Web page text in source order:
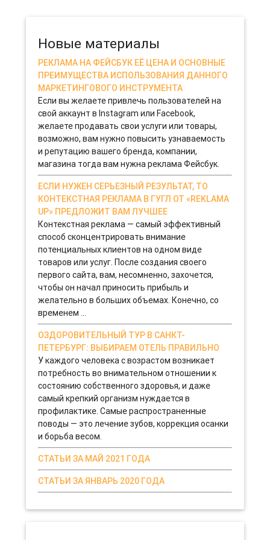
Новые материалы
РЕКЛАМА НА ФЕЙСБУК ЕЁ ЦЕНА И ОСНОВНЫЕ
ПРЕИМУЩЕСТВА ИСПОЛЬЗОВАНИЯ ДАННОГО
МАРКЕТИНГОВОГО ИНСТРУМЕНТА
Если вы желаете привлечь пользователей на
свой аккаунт в Instagram или Facebook,
желаете продавать свои услуги или товары,
возможно, вам нужно повысить узнаваемость
и репутацию вашего бренда, компании,
магазина тогда вам нужна реклама Фейсбук.
ЕСЛИ НУЖЕН СЕРЬЕЗНЫЙ РЕЗУЛЬТАТ, ТО
КОНТЕКСТНАЯ РЕКЛАМА В ГУГЛ ОТ «REKLAMA
UP» ПРЕДЛОЖИТ ВАМ ЛУЧШЕЕ
Контекстная реклама — самый эффективный
способ сконцентрировать внимание
потенциальных клиентов на одном виде
товаров или услуг. После создания своего
первого сайта, вам, несомненно, захочется,
чтобы он начал приносить прибыль и
желательно в больших объемах. Конечно, со
временем ...
ОЗДОРОВИТЕЛЬНЫЙ ТУР В САНКТ-
ПЕТЕРБУРГ: ВЫБИРАЕМ ОТЕЛЬ ПРАВИЛЬНО
У каждого человека с возрастом возникает
потребность во внимательном отношении к
состоянию собственного здоровья, и даже
самый крепкий организм нуждается в
профилактике. Самые распространенные
поводы — это лечение зубов, коррекция осанки
и борьба весом.
СТАТЬИ ЗА МАЙ 2021 ГОДА
СТАТЬИ ЗА ЯНВАРЬ 2020 ГОДА